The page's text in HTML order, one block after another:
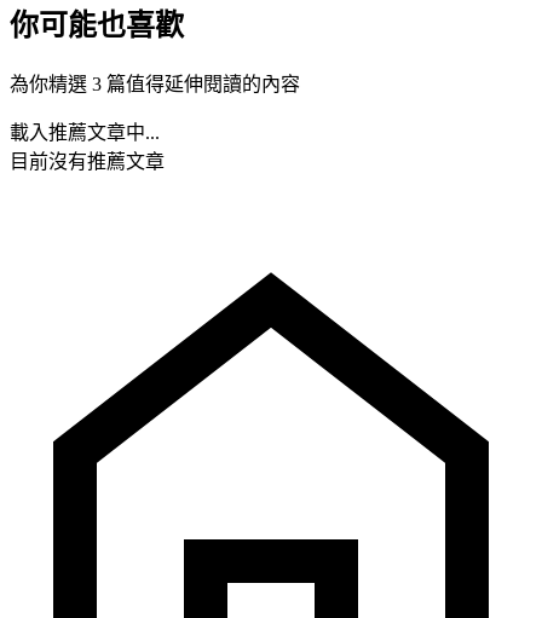
你可能也喜歡
為你精選 3 篇值得延伸閱讀的內容
載入推薦文章中...
目前沒有推薦文章